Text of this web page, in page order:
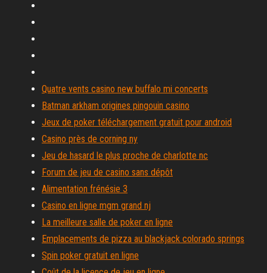
Quatre vents casino new buffalo mi concerts
Batman arkham origines pingouin casino
Jeux de poker téléchargement gratuit pour android
Casino près de corning ny
Jeu de hasard le plus proche de charlotte nc
Forum de jeu de casino sans dépôt
Alimentation frénésie 3
Casino en ligne mgm grand nj
La meilleure salle de poker en ligne
Emplacements de pizza au blackjack colorado springs
Spin poker gratuit en ligne